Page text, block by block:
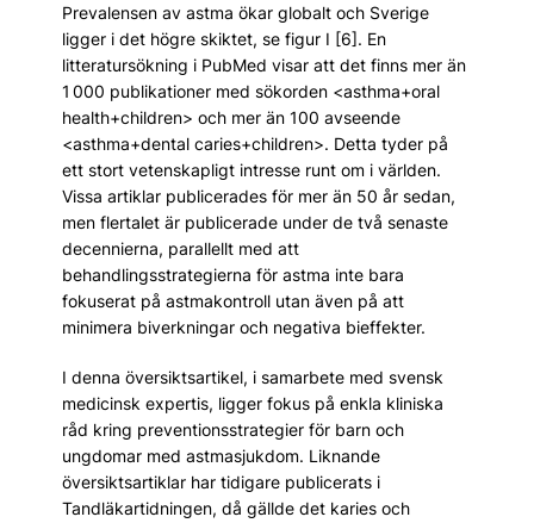
Prevalensen av astma ökar globalt och Sverige
ligger i det högre skiktet, se figur I [6]. En
litteratursökning i PubMed visar att det finns mer än
1 000 publikationer med sökorden <asthma+oral
health+children> och mer än 100 avseende
<asthma+dental caries+children>. Detta tyder på
ett stort vetenskapligt intresse runt om i världen.
Vissa artiklar publicerades för mer än 50 år sedan,
men flertalet är publicerade under de två senaste
decennierna, parallellt med att
behandlingsstrategierna för astma inte bara
fokuserat på astmakontroll utan även på att
minimera biverkningar och negativa bieffekter.
I denna översiktsartikel, i samarbete med svensk
medicinsk expertis, ligger fokus på enkla kliniska
råd kring preventionsstrategier för barn och
ungdomar med astmasjukdom. Liknande
översiktsartiklar har tidigare publicerats i
Tandläkartidningen, då gällde det karies och